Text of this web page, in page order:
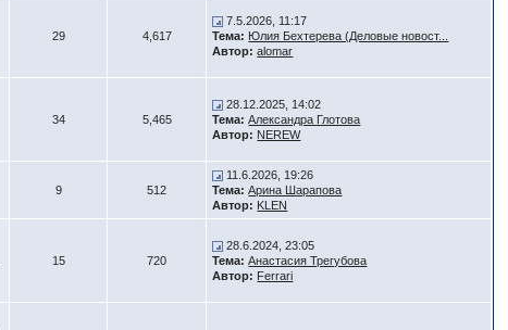
29 4,617
7.5.2026, 11:17
Тема: Юлия Бехтерева (Деловые новост...
Автор: alomar
34 5,465
28.12.2025, 14:02
Тема: Александра Глотова
Автор: NEREW
9 512
11.6.2026, 19:26
Тема: Арина Шарапова
Автор: KLEN
15 720
28.6.2024, 23:05
Тема: Анастасия Трегубова
Автор: Ferrari